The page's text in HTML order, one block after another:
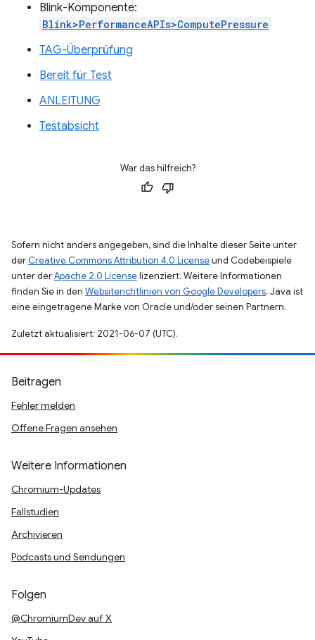
Blink-Komponente:
Blink>PerformanceAPIs>ComputePressure
TAG-Überprüfung
Bereit für Test
ANLEITUNG
Testabsicht
War das hilfreich?
Sofern nicht anders angegeben, sind die Inhalte dieser Seite unter
der Creative Commons Attribution 4.0 Licenseund Codebeispiele
unter derApache 2.0 Licenselizenziert. Weitere Informationen
finden Sie in den Websiterichtlinien von Google Developers. Java ist
eine eingetragene Marke von Oracle und/oder seinen Partnern.
Zuletzt aktualisiert: 2021-06-07 (UTC).
Beitragen
Fehler melden
Offene Fragen ansehen
Weitere Informationen
Chromium-Updates
Fallstudien
Archivieren
Podcasts und Sendungen
Folgen
@ChromiumDev auf X